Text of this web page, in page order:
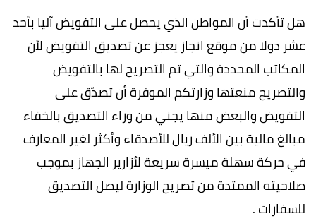
هل تأكدت أن المواطن الذي يحصل على التفويض آليا بأحد
عشر دولا من موقع انجاز يعجز عن تصديق التفويض لأن
المكاتب المحددة والتي تم التصريح لها بالتفويض
والتصريح منعتها وزارتكم الموقرة أن تصدّق على
التفويض والبعض منها يجني من وراء التصديق بالخفاء
مبالغ مالية بين الألف ريال للأصدقاء وأكثر لغير المعارف
في حركة سهلة ميسرة سريعة لأزارير الجهاز بموجب
صلاحيته الممتدة من تصريح الوزارة ليصل التصديق
للسفارات .